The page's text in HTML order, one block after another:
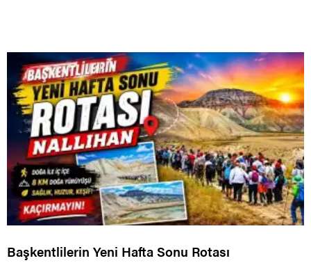
Başkentlilerin Yeni Hafta Sonu Rotası